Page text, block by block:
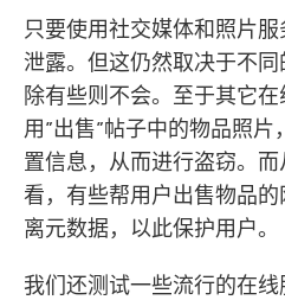
只要使用社交媒体和照片
泄露。但这仍然取决于不
除有些则不会。至于其它
用”出售”帖子中的物品照
置信息，从而进行盗窃。
看，有些帮用户出售物品
离元数据，以此保护用户。
我们还测试一些流行的在